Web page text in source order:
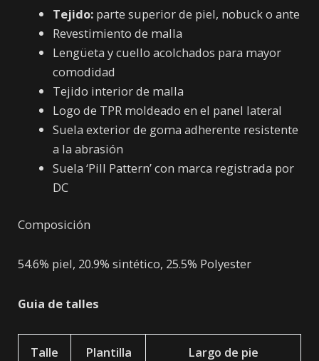
Tejido: parte superior de piel, nobuck o ante
Revestimiento de malla
Lengüeta y cuello acolchados para mayor
comodidad
Tejido interior de malla
Logo de TPR moldeado en el panel lateral
Suela exterior de goma adherente resistente
a la abrasión
Suela ‘Pill Pattern’ con marca registrada por
DC
Composición
54.6% piel, 20.9% sintético, 25.5% Polyester
Guia de talles
Talle
Plantilla
Largo de pie